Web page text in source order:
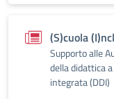
(S)cuola
Supporto alle
della didattica
integrata (DDI)